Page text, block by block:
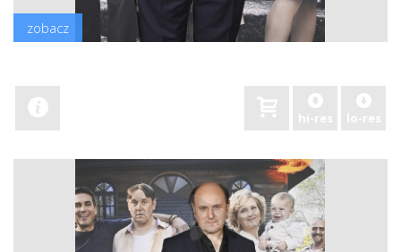
zobacz
hi-res lo-res